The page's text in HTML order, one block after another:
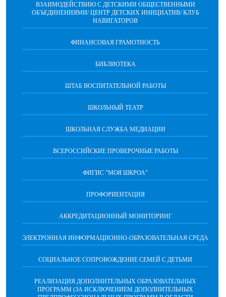
ВЗАИМОДЕЙСТВИЮ С ДЕТСКИМИ ОБЩЕСТВЕННЫМИ
ОБЪЕДИНЕНИЯМИ/ ЦЕНТР ДЕТСКИХ ИНИЦИАТИВ/ КЛУБ
НАВИГАТОРОВ
ФИНАНСОВАЯ ГРАМОТНОСТЬ
БИБЛИОТЕКА
ШТАБ ВОСПИТАТЕЛЬНОЙ РАБОТЫ
ШКОЛЬНЫЙ ТЕАТР
ШКОЛЬНАЯ СЛУЖБА МЕДИАЦИИ
ВСЕРОССИЙСКИЕ ПРОВЕРОЧНЫЕ РАБОТЫ
ФИГИС "МОЯ ШКРОА"
ПРОФОРИЕНТАЦИЯ
АККРЕДИТАЦИОННЫЙ МОНИТОРИНГ
ЭЛЕКТРОННАЯ ИНФОРМАЦИОННО-ОБРАЗОВАТЕЛЬНАЯ СРЕДА
СОЦИАЛЬНОЕ СОПРОВОЖДЕНИЕ СЕМЕЙ С ДЕТЬМИ
РЕАЛИЗАЦИЯ ДОПОЛНИТЕЛЬНЫХ ОБРАЗОВАТЕЛЬНЫХ
ПРОГРАММ (ЗА ИСКЛЮЧЕНИЕМ ДОПОЛНИТЕЛЬНЫХ